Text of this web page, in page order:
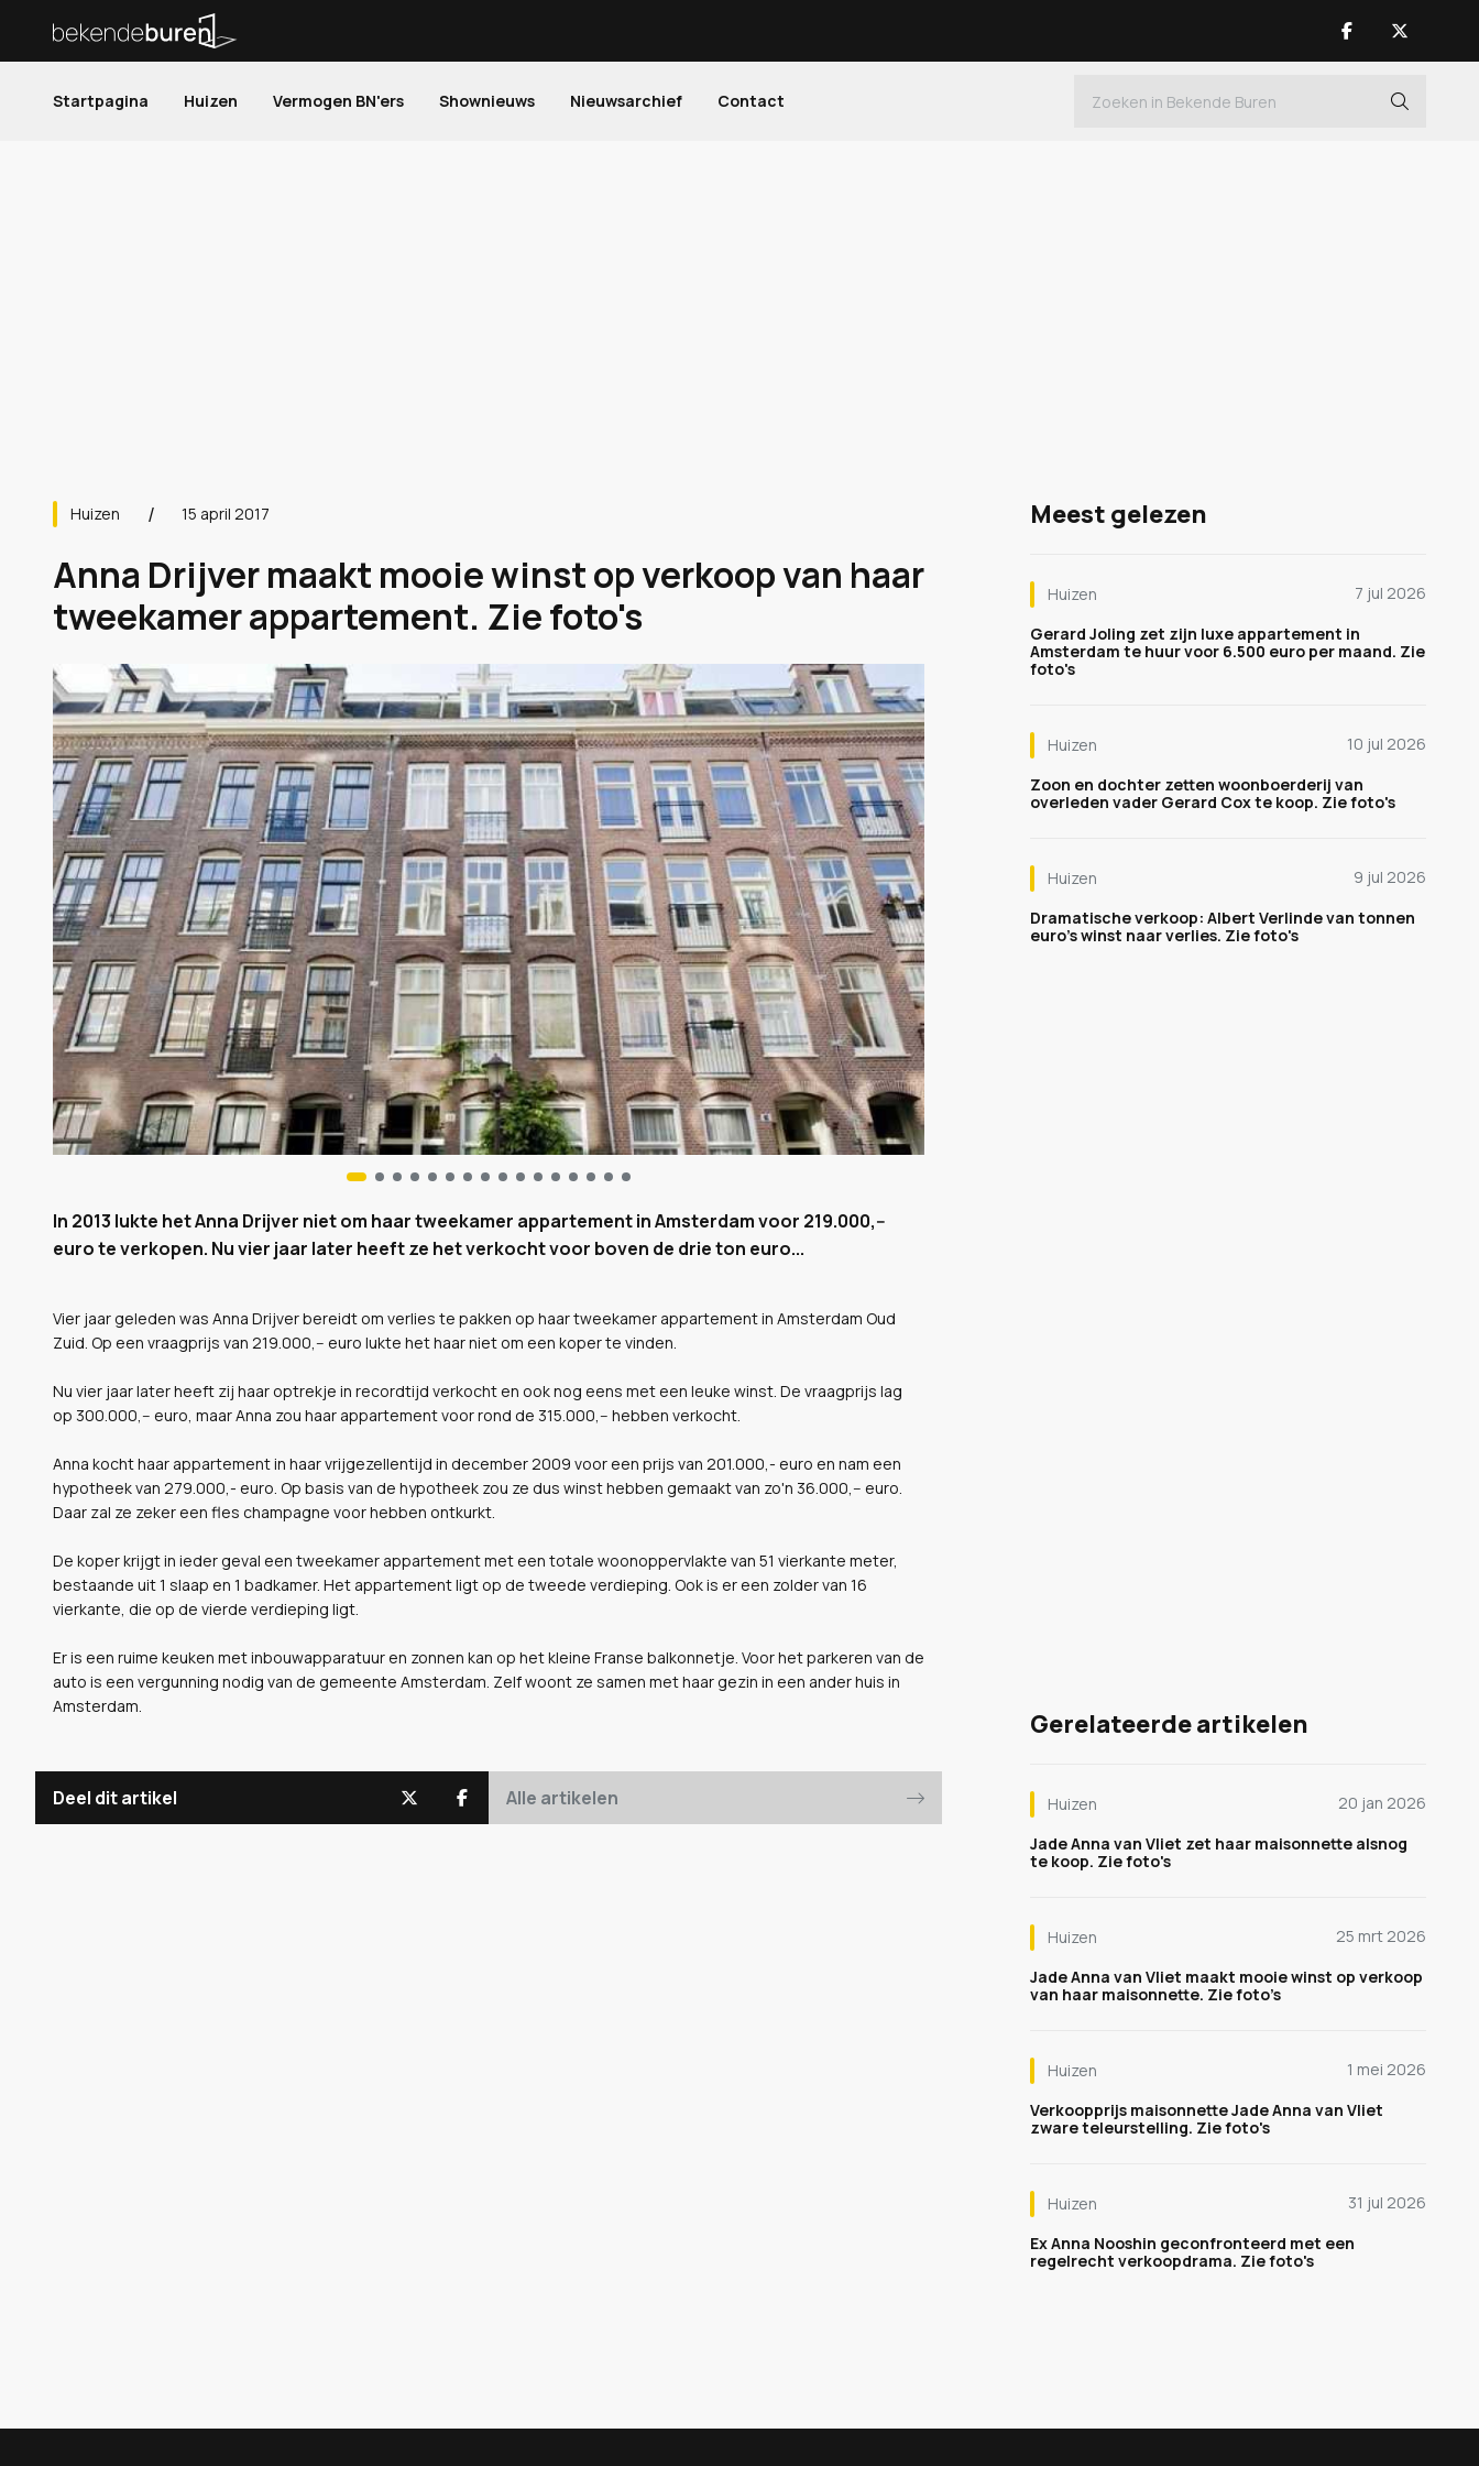
Startpagina Huizen Vermogen BN'ers Shownieuws Nieuwsarchief Contact
Huizen 15 april 2017
Anna Drijver maakt mooie winst op verkoop van haar
tweekamer appartement. Zie foto's
In 2013 lukte het Anna Drijver niet om haar tweekamer appartement in Amsterdam voor 219.000,--
euro te verkopen. Nu vier jaar later heeft ze het verkocht voor boven de drie ton euro...
Vier jaar geleden was Anna Drijver bereidt om verlies te pakken op haar tweekamer appartement in Amsterdam Oud
Zuid. Op een vraagprijs van 219.000,-- euro lukte het haar niet om een koper te vinden.
Nu vier jaar later heeft zij haar optrekje in recordtijd verkocht en ook nog eens met een leuke winst. De vraagprijs lag
op 300.000,-- euro, maar Anna zou haar appartement voor rond de 315.000,-- hebben verkocht.
Anna kocht haar appartement in haar vrijgezellentijd in december 2009 voor een prijs van 201.000,- euro en nam een
hypotheek van 279.000,- euro. Op basis van de hypotheek zou ze dus winst hebben gemaakt van zo'n 36.000,-- euro.
Daar zal ze zeker een fles champagne voor hebben ontkurkt.
De koper krijgt in ieder geval een tweekamer appartement met een totale woonoppervlakte van 51 vierkante meter,
bestaande uit 1 slaap en 1 badkamer. Het appartement ligt op de tweede verdieping. Ook is er een zolder van 16
vierkante, die op de vierde verdieping ligt.
Er is een ruime keuken met inbouwapparatuur en zonnen kan op het kleine Franse balkonnetje. Voor het parkeren van de
auto is een vergunning nodig van de gemeente Amsterdam. Zelf woont ze samen met haar gezin in een ander huis in
Amsterdam.
Deel dit artikel Alle artikelen
Meest gelezen
Huizen
7 jul 2026
Gerard Joling zet zijn luxe appartement in
Amsterdam te huur voor 6.500 euro per maand. Zie
foto's
Huizen
10 jul 2026
Zoon en dochter zetten woonboerderij van
overleden vader Gerard Cox te koop. Zie foto's
Huizen
9 jul 2026
Dramatische verkoop: Albert Verlinde van tonnen
euro's winst naar verlies. Zie foto's
Gerelateerde artikelen
Huizen
20 jan 2026
Jade Anna van Vliet zet haar maisonnette alsnog
te koop. Zie foto's
Huizen
25 mrt 2026
Jade Anna van Vliet maakt mooie winst op verkoop
van haar maisonnette. Zie foto’s
Huizen
1 mei 2026
Verkoopprijs maisonnette Jade Anna van Vliet
zware teleurstelling. Zie foto's
Huizen
31 jul 2026
Ex Anna Nooshin geconfronteerd met een
regelrecht verkoopdrama. Zie foto's